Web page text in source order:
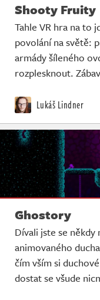
Shooty Fruity
Tahle VR hra na to
povolání na světě:
armády šíleného
rozplesknout.
Lukáš Lindner
Ghostory
Dívali jste se někdy
animovaného
čím vším si
dostat se všude